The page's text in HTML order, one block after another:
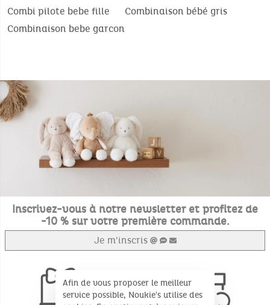
Combi pilote bebe fille
Combinaison bébé gris
Combinaison bebe garcon
Inscrivez-vous à notre newsletter et profitez de
-10 % sur votre première commande.
Je m'inscris
Afin de vous proposer le meilleur
service possible, Noukie's utilise des